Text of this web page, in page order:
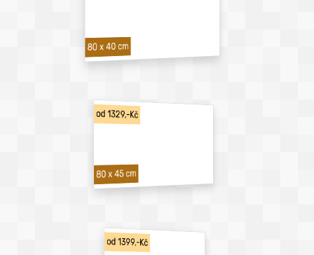
80 x 40 cm
od 1329,-Kč
80 x 45 cm
od 1399,-Kč